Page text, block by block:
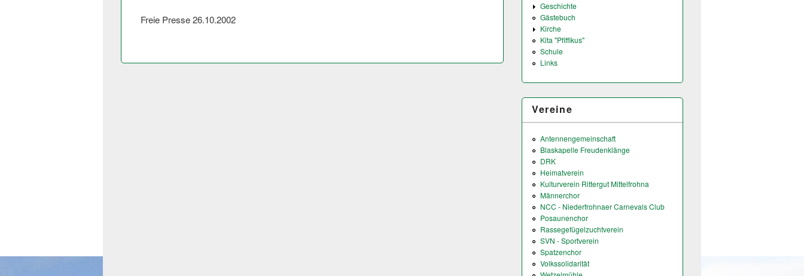
Freie Presse 26.10.2002
Geschichte
Gästebuch
Kirche
Kita "Pfiffikus"
Schule
Links
Vereine
Antennengemeinschaft
Blaskapelle Freudenklänge
DRK
Heimatverein
Kulturverein Rittergut Mittelfrohna
Männerchor
NCC - Niederfrohnaer Carnevals Club
Posaunenchor
Rassegefügelzuchtverein
SVN - Sportverein
Spatzenchor
Volkssolidarität